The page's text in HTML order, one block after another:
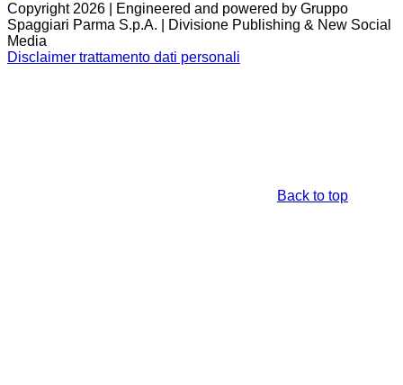
Copyright 2026 | Engineered and powered by Gruppo
Spaggiari Parma S.p.A. | Divisione Publishing & New Social
Media
Disclaimer trattamento dati personali
Back to top